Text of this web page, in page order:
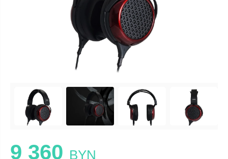
9 360 BYN